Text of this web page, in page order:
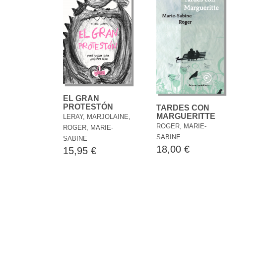
EL GRAN
PROTESTÓN
LERAY, MARJOLAINE,
ROGER, MARIE-
SABINE
15,95 €
TARDES CON
MARGUERITTE
ROGER, MARIE-
SABINE
18,00 €